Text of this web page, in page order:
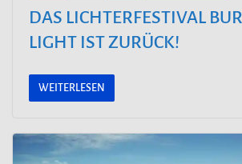
DAS LICHTERFESTIVAL
LIGHT IST ZURÜCK!
WEITERLESEN